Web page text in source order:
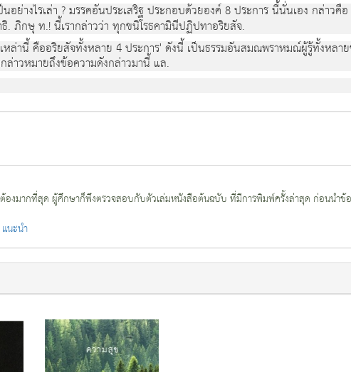
นอยางไรเลา ? มรรคอันประเสริฐ ประกอบดวยองค 8 ประการ นี้นั่นเอง กล
กษุ ท.! นี้เรากลาววา ทุกขนิโรธคามินีปฏิปทาอริยสัจ.
านี้ คืออริยสัจทั้งหลาย 4 ประการ' ดังนี้ เปนธรรมอันสมณพราหมณผูรูทั้งหลายขมขี่
ลาวหมายถึงขอความดังกลาวมานี้ แล.
งมากที่สุด ผู้ศึกษาก็พึงตรวจสอบกับตัวเล่มหนังสือต้นฉบับ ที่มีการพิมพ์ครั้งล่าสุด ก่อนนำข้อ
นะนำ